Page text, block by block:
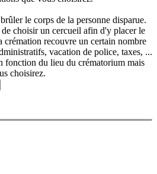
le corps de la personne disparue.
choisir un cercueil afin d'y placer le
recouvre un certain nombre
vacation de police, taxes, ...
fonction du lieu du crématorium mais
choisirez.